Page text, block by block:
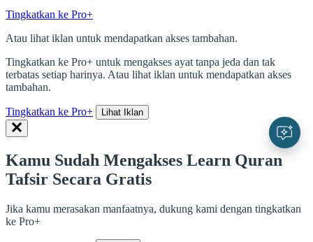
Tingkatkan ke Pro+
Atau lihat iklan untuk mendapatkan akses tambahan.
Tingkatkan ke Pro+ untuk mengakses ayat tanpa jeda dan tak
terbatas setiap harinya. Atau lihat iklan untuk mendapatkan akses
tambahan.
Tingkatkan ke Pro+ Lihat Iklan
Kamu Sudah Mengakses Learn Quran
Tafsir Secara Gratis
Jika kamu merasakan manfaatnya, dukung kami dengan tingkatkan
ke Pro+